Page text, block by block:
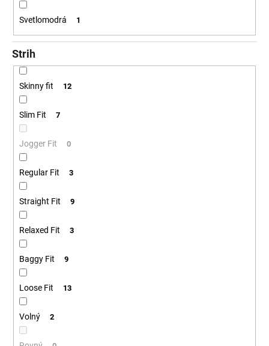
Svetlomodrá 1
Strih
Skinny fit 12
Slim Fit 7
Jogger Fit 0
Regular Fit 3
Straight Fit 9
Relaxed Fit 3
Baggy Fit 9
Loose Fit 13
Volný 2